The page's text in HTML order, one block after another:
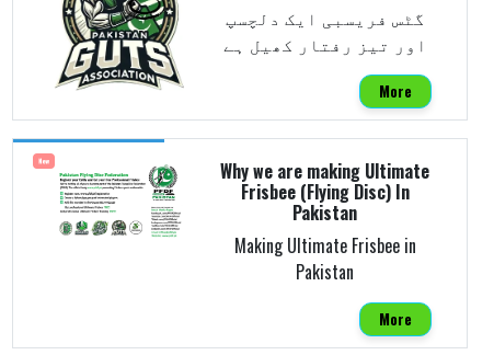
گٹس فریسبی ایک دلچسپ
اور تیز رفتار کھیل ہے
More
New Why we are making Ultimate
Frisbee (Flying Disc) In
Pakistan
Making Ultimate Frisbee in
Pakistan
More